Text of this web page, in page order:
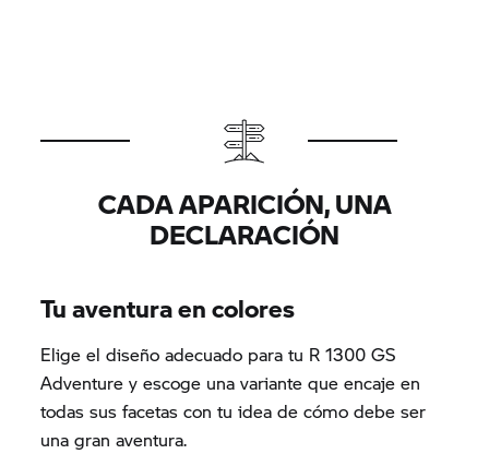
CADA APARICIÓN, UNA
DECLARACIÓN
Tu aventura en colores
Elige el diseño adecuado para tu R 1300 GS
Adventure y escoge una variante que encaje en
todas sus facetas con tu idea de cómo debe ser
una gran aventura.